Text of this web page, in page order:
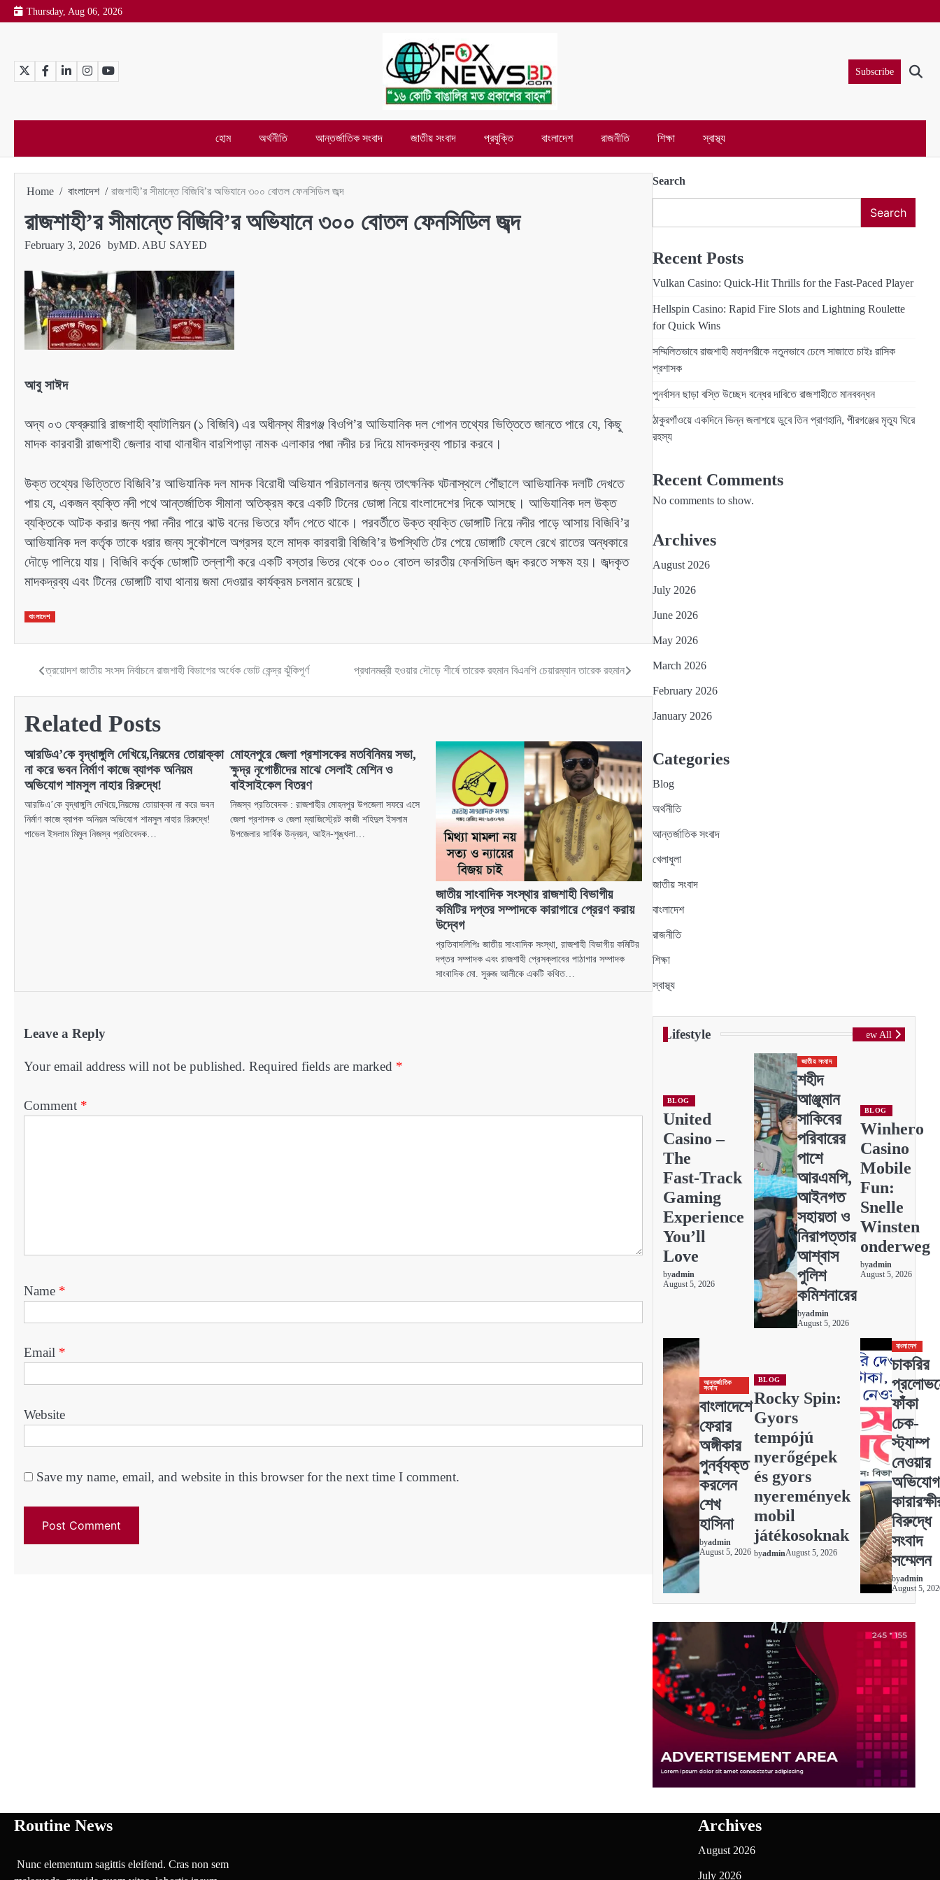
Skip
to
Thursday, Aug 06, 2026
TwitterFacebookLinkedInInstagramYouTube Subscribe
হোম অর্থনীতি আন্তর্জাতিক সংবাদ জাতীয় সংবাদ প্রযুক্তি বাংলাদেশ রাজনীতি শিক্ষা স্বাস্থ্য
Home বাংলাদেশ রাজশাহী’র সীমান্তে বিজিবি’র অভিযানে ৩০০ বোতল ফেনসিডিল জব্দ
রাজশাহী’র সীমান্তে বিজিবি’র অভিযানে ৩০০ বোতল ফেনসিডিল জব্দ
February 3, 2026 byMD. ABU SAYED
আবু সাঈদ
অদ্য ০৩ ফেব্রুয়ারি রাজশাহী ব্যাটালিয়ন (১ বিজিবি) এর অধীনস্থ মীরগঞ্জ বিওপি’র আভিযানিক দল গোপন তথ্যের ভিত্তিতে জানতে পারে যে, কিছু
মাদক কারবারী রাজশাহী জেলার বাঘা থানাধীন বারশিপাড়া নামক এলাকার পদ্মা নদীর চর দিয়ে মাদকদ্রব্য পাচার করবে।
উক্ত তথ্যের ভিত্তিতে বিজিবি’র আভিযানিক দল মাদক বিরোধী অভিযান পরিচালনার জন্য তাৎক্ষনিক ঘটনাস্থলে পৌঁছালে আভিযানিক দলটি দেখতে
পায় যে, একজন ব্যক্তি নদী পথে আন্তর্জাতিক সীমানা অতিক্রম করে একটি টিনের ডোঙ্গা নিয়ে বাংলাদেশের দিকে আসছে। আভিযানিক দল উক্ত
ব্যক্তিকে আটক করার জন্য পদ্মা নদীর পারে ঝাউ বনের ভিতরে ফাঁদ পেতে থাকে। পরবর্তীতে উক্ত ব্যক্তি ডোঙ্গাটি নিয়ে নদীর পাড়ে আসায় বিজিবি’র
আভিযানিক দল কর্তৃক তাকে ধরার জন্য সুকৌশলে অগ্রসর হলে মাদক কারবারী বিজিবি’র উপস্থিতি টের পেয়ে ডোঙ্গাটি ফেলে রেখে রাতের অন্ধকারে
দৌড়ে পালিয়ে যায়। বিজিবি কর্তৃক ডোঙ্গাটি তল্লাশী করে একটি বস্তার ভিতর থেকে ৩০০ বোতল ভারতীয় ফেনসিডিল জব্দ করতে সক্ষম হয়। জব্দকৃত
মাদকদ্রব্য এবং টিনের ডোঙ্গাটি বাঘা থানায় জমা দেওয়ার কার্যক্রম চলমান রয়েছে।
বাংলাদেশ
Post
navigation
ত্রয়োদশ জাতীয় সংসদ নির্বাচনে রাজশাহী বিভাগের অর্ধেক ভোট কেন্দ্র ঝুঁকিপূর্ণ প্রধানমন্ত্রী হওয়ার দৌড়ে শীর্ষে তারেক রহমান বিএনপি চেয়ারম্যান তারেক রহমান
Related Posts
আরডিএ’কে বৃদ্ধাঙ্গুলি দেখিয়ে,নিয়মের তোয়াক্কা
না করে ভবন নির্মাণ কাজে ব্যাপক অনিয়ম
অভিযোগ শামসুল নাহার রিরুদ্ধে!
আরডিএ’কে বৃদ্ধাঙ্গুলি দেখিয়ে,নিয়মের তোয়াক্কা না করে ভবন
নির্মাণ কাজে ব্যাপক অনিয়ম অভিযোগ শামসুল নাহার রিরুদ্ধে!
পাভেল ইসলাম মিমুল নিজস্ব প্রতিবেদক…
মোহনপুরে জেলা প্রশাসকের মতবিনিময় সভা,
ক্ষুদ্র নৃগোষ্ঠীদের মাঝে সেলাই মেশিন ও
বাইসাইকেল বিতরণ
নিজস্ব প্রতিবেদক : রাজশাহীর মোহনপুর উপজেলা সফরে এসে
জেলা প্রশাসক ও জেলা ম্যাজিস্ট্রেট কাজী শহিদুল ইসলাম
উপজেলার সার্বিক উন্নয়ন, আইন-শৃঙ্খলা…
জাতীয় সাংবাদিক সংস্থার রাজশাহী বিভাগীয়
কমিটির দপ্তর সম্পাদকে কারাগারে প্রেরণ করায়
উদ্বেগ
প্রতিবাদলিপিঃ জাতীয় সাংবাদিক সংস্থা, রাজশাহী বিভাগীয় কমিটির
দপ্তর সম্পাদক এবং রাজশাহী প্রেসক্লাবের পাঠাগার সম্পাদক
সাংবাদিক মো. সুরুজ আলীকে একটি কথিত…
Leave a Reply
Your email address will not be published. Required fields are marked *
Comment *
Name *
Email *
Website
Save my name, email, and website in this browser for the next time I comment.
Search
Search
Recent Posts
Vulkan Casino: Quick‑Hit Thrills for the Fast‑Paced Player
Hellspin Casino: Rapid Fire Slots and Lightning Roulette
for Quick Wins
সম্মিলিতভাবে রাজশাহী মহানগরীকে নতুনভাবে ঢেলে সাজাতে চাইঃ রাসিক
প্রশাসক
পুনর্বাসন ছাড়া বস্তি উচ্ছেদ বন্ধের দাবিতে রাজশাহীতে মানববন্ধন
ঠাকুরগাঁওয়ে একদিনে ভিন্ন জলাশয়ে ডুবে তিন প্রাণহানি, পীরগঞ্জের মৃত্যু ঘিরে
রহস্য
Recent Comments
No comments to show.
Archives
August 2026
July 2026
June 2026
May 2026
March 2026
February 2026
January 2026
Categories
Blog
অর্থনীতি
আন্তর্জাতিক সংবাদ
খেলাধুলা
জাতীয় সংবাদ
বাংলাদেশ
রাজনীতি
শিক্ষা
স্বাস্থ্য
Lifestyle View All
BLOG
United
Casino –
The
Fast‑Track
Gaming
Experience
You’ll
Love
byadmin
August 5, 2026
জাতীয় সংবাদ
শহীদ
আঞ্জুমান
সাকিবের
পরিবারের
পাশে
আরএমপি,
আইনগত
সহায়তা ও
নিরাপত্তার
আশ্বাস
পুলিশ
কমিশনারের
byadmin
August 5, 2026
BLOG
Winhero
Casino
Mobile
Fun:
Snelle
Winsten
onderweg
byadmin
August 5, 2026
আন্তর্জাতিক
সংবাদ
বাংলাদেশে
ফেরার
অঙ্গীকার
পুনর্ব্যক্ত
করলেন
শেখ
হাসিনা
byadmin
August 5, 2026
BLOG
Rocky Spin:
Gyors
tempójú
nyerőgépek
és gyors
nyeremények
mobil
játékosoknak
byadminAugust 5, 2026
বাংলাদেশ
চাকরির
ফাঁকা
চেক-
স্ট্যাম্প
নেওয়ার
বিরুদ্ধে
সংবাদ
সম্মেলন
byadmin
August 5,
Routine News
Nunc elementum sagittis eleifend. Cras non sem
Archives
August 2026
July 2026